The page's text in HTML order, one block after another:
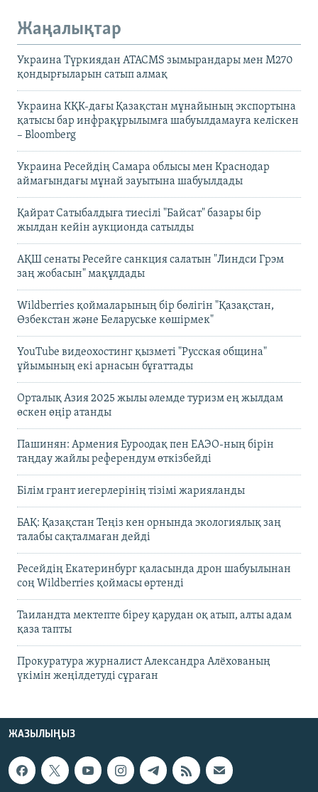
Жаңалықтар
Украина Түркиядан ATACMS зымырандары мен M270
қондырғыларын сатып алмақ
Украина КҚК-дағы Қазақстан мұнайының экспортына
қатысы бар инфрақұрылымға шабуылдамауға келіскен
– Bloomberg
Украина Ресейдің Самара облысы мен Краснодар
аймағындағы мұнай зауытына шабуылдады
Қайрат Сатыбалдыға тиесілі "Байсат" базары бір
жылдан кейін аукционда сатылды
АҚШ сенаты Ресейге санкция салатын "Линдси Грэм
заң жобасын" мақұлдады
Wildberries қоймаларының бір бөлігін "Қазақстан,
Өзбекстан және Беларуське көшірмек"
YouTube видеохостинг қызметі "Русская община"
ұйымының екі арнасын бұғаттады
Орталық Азия 2025 жылы әлемде туризм ең жылдам
өскен өңір атанды
Пашинян: Армения Еуроодақ пен ЕАЭО-ның бірін
таңдау жайлы референдум өткізбейді
Білім грант иегерлерінің тізімі жарияланды
БАҚ: Қазақстан Теңіз кен орнында экологиялық заң
талабы сақталмаған дейді
Ресейдің Екатеринбург қаласында дрон шабуылынан
соң Wildberries қоймасы өртенді
Таиландта мектепте біреу қарудан оқ атып, алты адам
қаза тапты
Прокуратура журналист Александра Алёхованың
үкімін жеңілдетуді сұраған
ЖАЗЫЛЫҢЫЗ